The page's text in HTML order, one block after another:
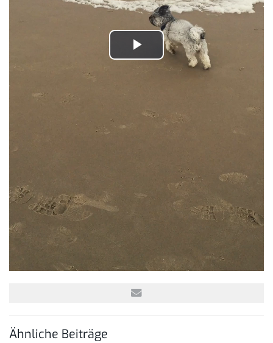
Play
Ähnliche Beiträge